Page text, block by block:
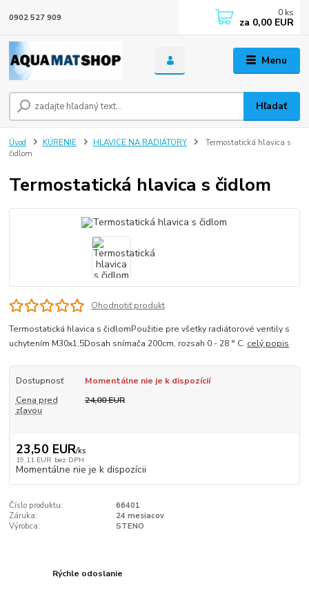
Menu
Hľadať
0902 527 909 0 ks
za 0,00 EUR
Úvod KÚRENIE HLAVICE NA RADIÁTORY
Termostatická hlavica s
čidlom
Termostatická hlavica s čidlom
Ohodnotiť produkt
Termostatická hlavica s čidlomPoužitie pre všetky radiátorové ventily s
uchytením M30x1,5Dosah snímača 200cm, rozsah 0 - 28 ° C. celý popis
Dostupnosť
Momentálne nie je k dispozícií
Cena pred
zľavou
24,00 EUR
23,50 EUR/ks
19,11 EUR bez DPH
Momentálne nie je k dispozícii
Číslo produktu:
66401
Záruka:
24 mesiacov
Výrobca:
STENO
Rýchle odoslanie